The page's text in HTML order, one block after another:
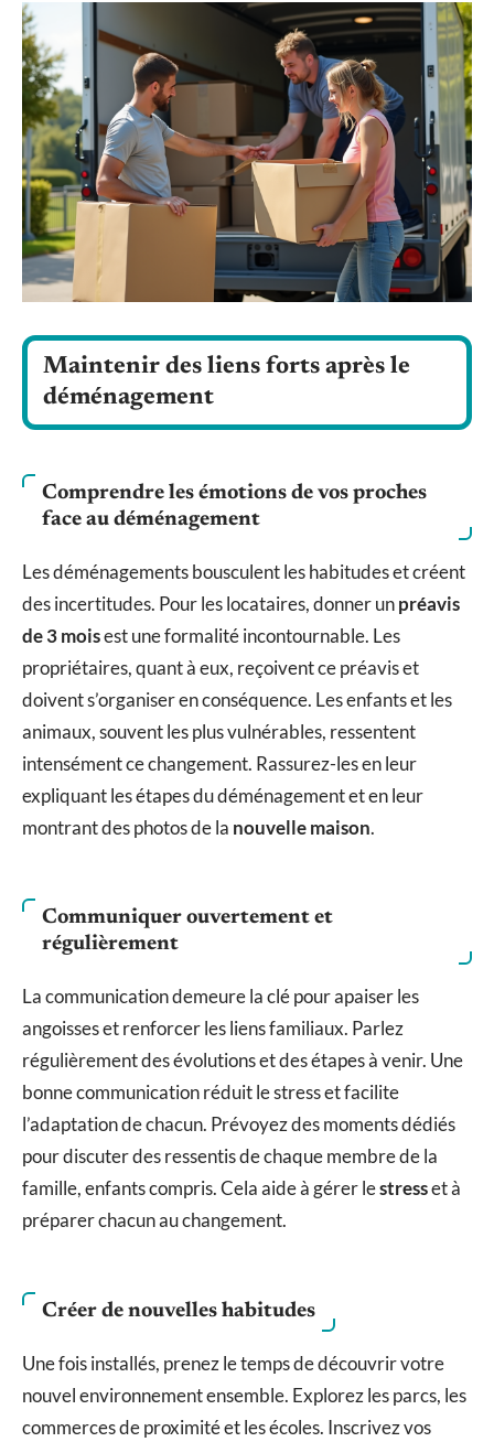
Maintenir des liens forts après le
déménagement
Comprendre les émotions de vos proches
face au déménagement
Les déménagements bousculent les habitudes et créent
des incertitudes. Pour les locataires, donner unpréavis
de 3 moisest une formalité incontournable. Les
propriétaires, quant à eux, reçoivent ce préavis et
doivent s’organiser en conséquence. Les enfants et les
animaux, souvent les plus vulnérables, ressentent
intensément ce changement. Rassurez-les en leur
expliquant les étapes du déménagement et en leur
montrant des photos de la nouvelle maison.
Communiquer ouvertement et
régulièrement
La communication demeure la clé pour apaiser les
angoisses et renforcer les liens familiaux. Parlez
régulièrement des évolutions et des étapes à venir. Une
bonne communication réduit le stress et facilite
l’adaptation de chacun. Prévoyez des moments dédiés
pour discuter des ressentis de chaque membre de la
famille, enfants compris. Cela aide à gérer lestresset à
préparer chacun au changement.
Créer de nouvelles habitudes
Une fois installés, prenez le temps de découvrir votre
nouvel environnement ensemble. Explorez les parcs, les
commerces de proximité et les écoles. Inscrivez vos